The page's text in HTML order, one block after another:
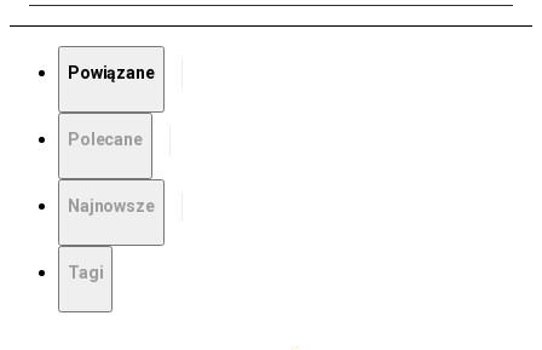
Powiązane
Polecane
Najnowsze
Tagi